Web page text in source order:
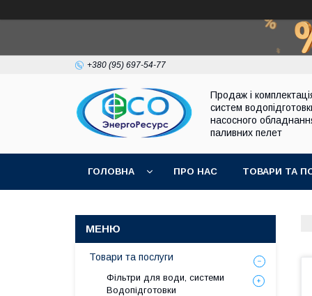
+380 (95) 697-54-77
Продаж і
систем
насосного
паливних пелет
ГОЛОВНА ПРО НАС ТОВАРИ ТА
Товари та послуги
Фільтри для води, системи
Водопідготовки